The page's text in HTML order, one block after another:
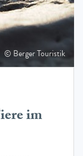
© Berger Touristik
im